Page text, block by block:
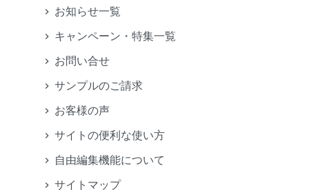
お知らせ一覧
キャンペーン・特集一覧
お問い合せ
サンプルのご請求
お客様の声
サイトの便利な使い方
自由編集機能について
サイトマップ